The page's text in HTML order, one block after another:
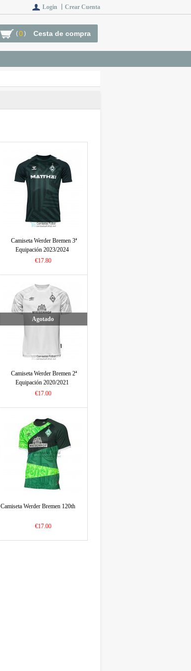
Login 丨 Crear Cuenta
(0) Cesta de compra
Camiseta Werder Bremen 3ª
Equipación 2023/2024
€17.80
Agotado
Camiseta Werder Bremen 2ª
Equipación 2020/2021
€17.00
Camiseta Werder Bremen 120th
€17.00